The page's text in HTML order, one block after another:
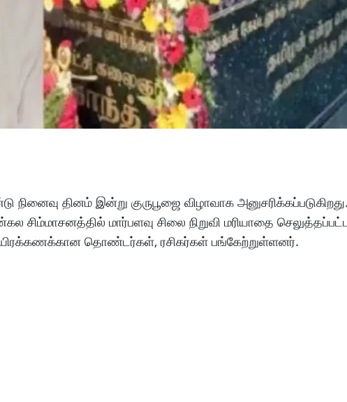
தினம் இன்று குருபூஜை விழாவாக
மார்பளவு சிலை நிறுவி மரியாதை
தொண்டர்கள், ரசிகர்கள் பங்கேற்றுள்ளனர்.